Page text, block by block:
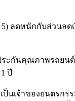
5) ลดหนักกับส่ว
กันคุณภาพรถยนต์
ปี
เป็นเจ้าของยนต